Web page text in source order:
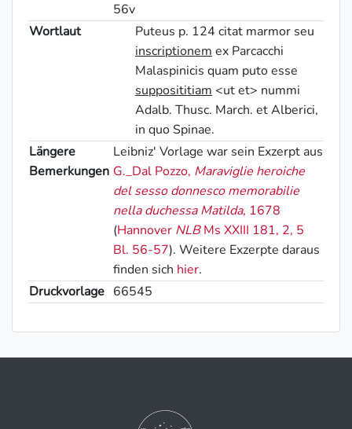
56v
Wortlaut
Puteus p. 124 citat marmor seu
inscriptionem ex Parcacchi
Malaspinicis quam puto esse
supposititiam <ut et> nummi
Adalb. Thusc. March. et Alberici,
in quo Spinae.
Längere
Bemerkungen
Leibniz' Vorlage war sein Exzerpt aus
G._Dal Pozzo, Maraviglie heroiche
del sesso donnesco memorabilie
nella duchessa Matilda, 1678
(Hannover NLBMs XXIII 181, 2, 5
Bl. 56-57). Weitere Exzerpte daraus
finden sich hier.
Druckvorlage 66545